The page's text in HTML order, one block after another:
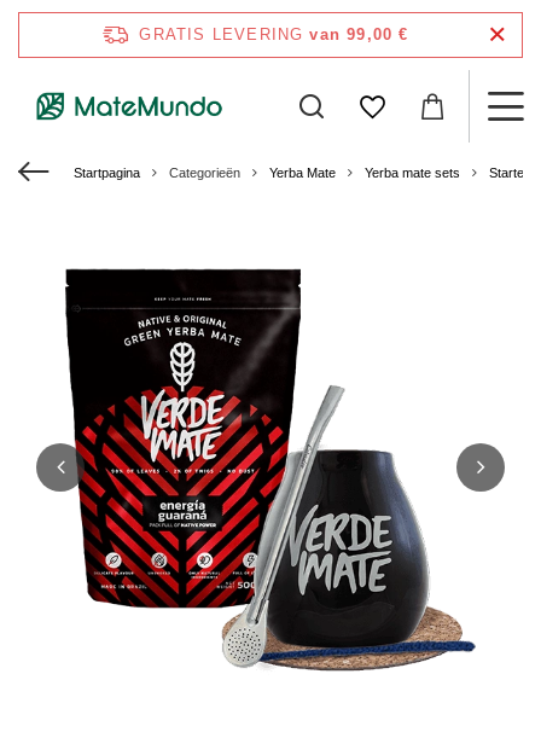
GRATIS LEVERING van 99,00 €
Startpagina Categorieën Yerba Mate Yerba mate sets